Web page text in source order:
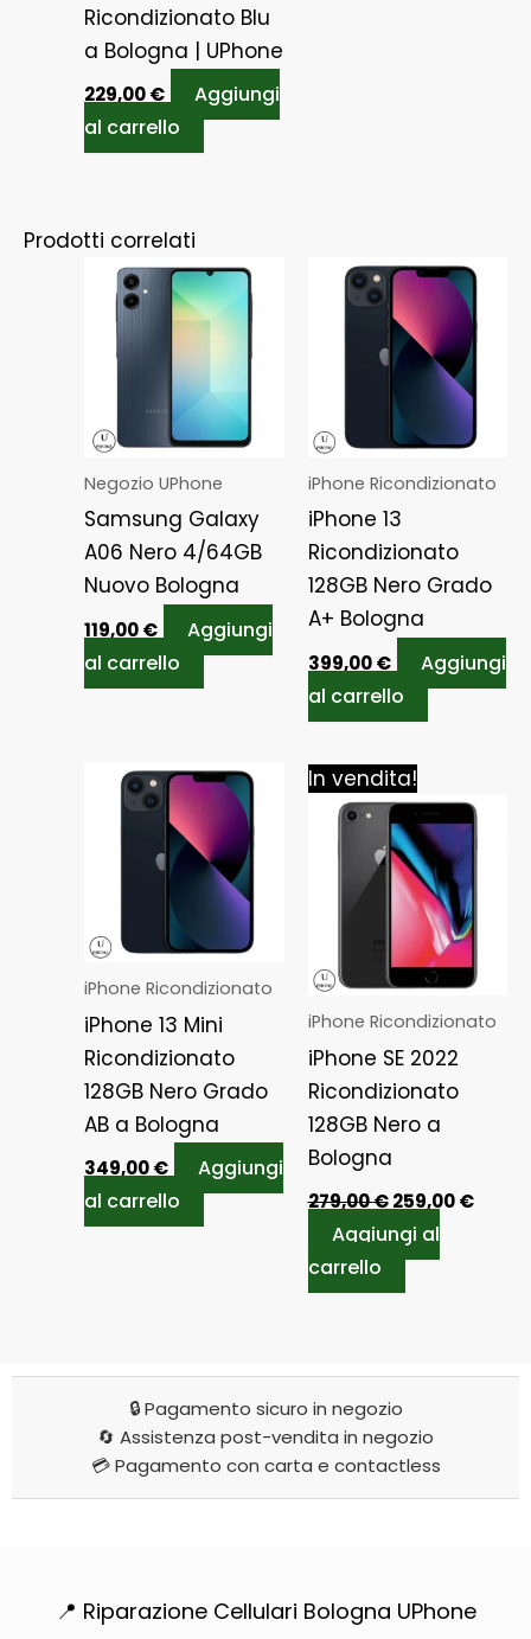
Ricondizionato Blu
a Bologna | UPhone
229,00€
Aggiungi
al carrello
Prodotti correlati
Negozio UPhone
Samsung Galaxy
A06 Nero 4/64GB
Nuovo Bologna
119,00€
Aggiungi
al carrello
iPhone Ricondizionato
iPhone 13
Ricondizionato
128GB Nero Grado
A+ Bologna
399,00€
Aggiungi
al carrello
iPhone Ricondizionato
iPhone 13 Mini
Ricondizionato
128GB Nero Grado
AB a Bologna
349,00€
Aggiungi
al carrello
In vendita!
iPhone Ricondizionato
iPhone SE 2022
Ricondizionato
128GB Nero a
Bologna
279,00€
Il
prezzo
originale
era:
279,00 €.
259,00€
è:
Aggiungi al
carrello
🔒 Pagamento sicuro in negozio
🔄 Assistenza post-vendita in negozio
💳 Pagamento con carta e contactless
📍 Riparazione Cellulari Bologna UPhone